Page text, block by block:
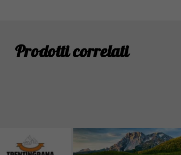
Prodotti correlati